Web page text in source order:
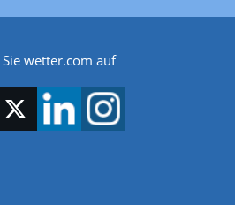
Sie wetter.com auf